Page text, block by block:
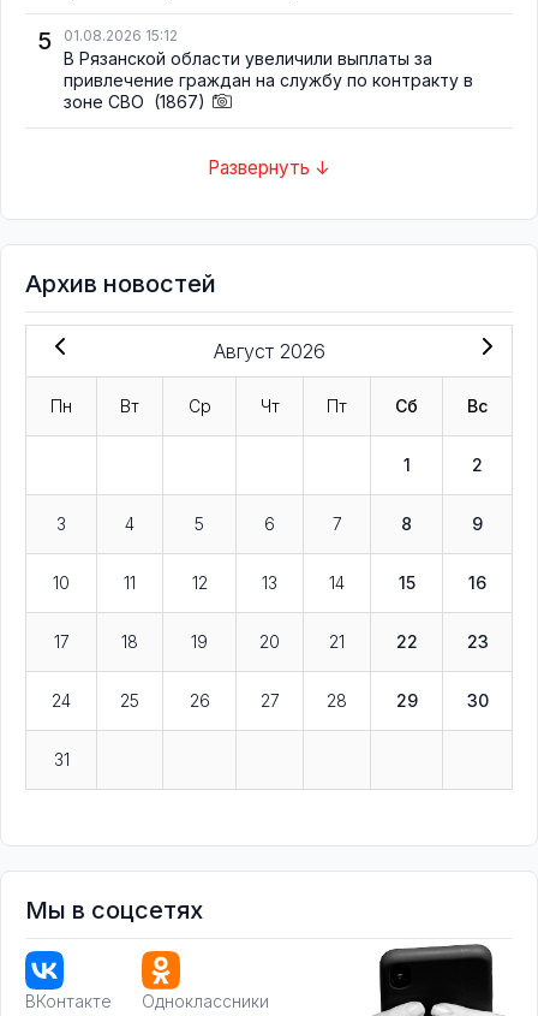
5 01.08.2026 15:12
В Рязанской области увеличили выплаты за
привлечение граждан на службу по контракту в
зоне СВО (1867)
Развернуть ↓
Архив новостей
Август 2026
Пн Вт Ср Чт Пт Сб Вс
1 2
3 4 5 6 7 8 9
10 11 12 13 14 15 16
17 18 19 20 21 22 23
24 25 26 27 28 29 30
31
Мы в соцсетях
ВКонтакте Одноклассники